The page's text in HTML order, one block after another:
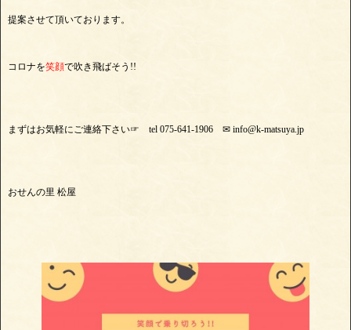
提案させて頂いております。
コロナを笑顔で吹き飛ばそう!!
まずはお気軽にご連絡下さい☞ tel 075-641-1906 ✉ info@k-matsuya.jp
おせんの里 松屋